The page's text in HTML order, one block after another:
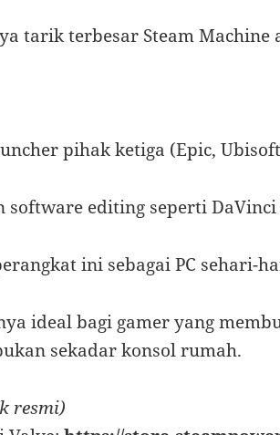
tarik terbesar Steam Machine
pihak ketiga (Epic,
software editing seperti DaVinci
ini sebagai PC sehari-
ideal bagi gamer yang
sekadar konsol rumah.
resmi)